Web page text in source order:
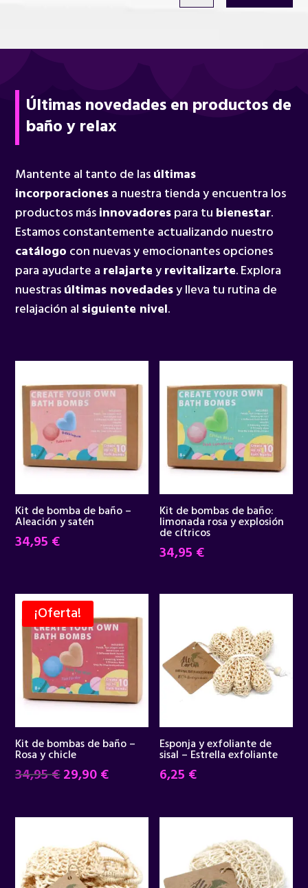
Últimas novedades en productos de
baño y relax
Mantente al tanto de lasúltimas
incorporacionesa nuestra tienda y encuentra los
productos másinnovadorespara tu bienestar.
Estamos constantemente actualizando nuestro
catálogo con nuevas y emocionantes opciones
para ayudarte a relajarteyrevitalizarte. Explora
nuestrasúltimas novedadesy lleva tu rutina de
relajación al siguiente nivel.
Kit de bomba de baño –
Aleación y satén
34,95 €
Kit de bombas de baño:
limonada rosa y explosión
de cítricos
34,95 €
¡Oferta!
Kit de bombas de baño –
Rosa y chicle
34,95€El
34,95 €.
29,90€El
29,90 €.
Esponja y exfoliante de
sisal – Estrella exfoliante
6,25 €